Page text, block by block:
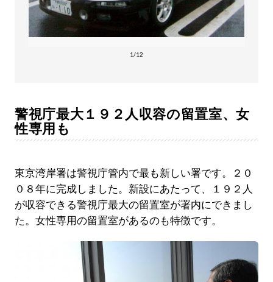
1/12
警視庁最大１９２人収容の留置室、女
性専用も
東京湾岸署は警視庁管内で最も新しい署です。２０
０８年に完成しました。新設にあたって、１９２人
が収容できる警視庁最大の留置室が署内にできまし
た。女性専用の留置室があるのも特徴です。